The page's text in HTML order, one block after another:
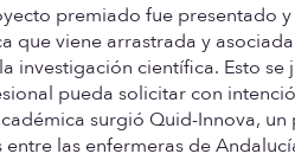
premiado fue presentado
que viene arrastrada y
investigación científica. Esto
pueda solicitar con
surgió Quid-Innova,
entre las enfermeras de